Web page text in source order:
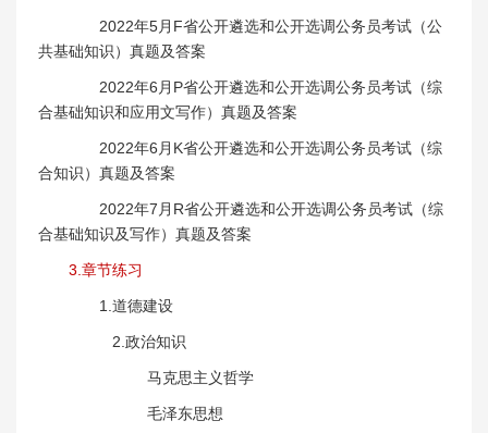
2022年5月F省公开遴选和公开选调公务员考试（公
共基础知识）真题及答案
2022年6月P省公开遴选和公开选调公务员考试（综
合基础知识和应用文写作）真题及答案
2022年6月K省公开遴选和公开选调公务员考试（综
合知识）真题及答案
2022年7月R省公开遴选和公开选调公务员考试（综
合基础知识及写作）真题及答案
3.章节练习
1.道德建设
2.政治知识
马克思主义哲学
毛泽东思想